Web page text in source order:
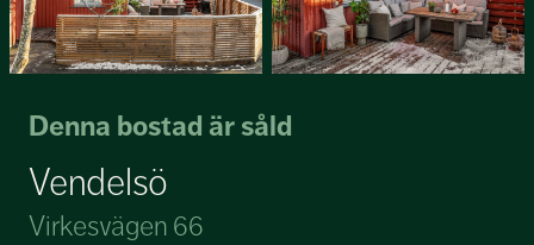
Denna bostad är såld
Virkesvägen 66
Vendelsö